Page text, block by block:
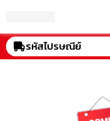
รหัสไปรษณีย์